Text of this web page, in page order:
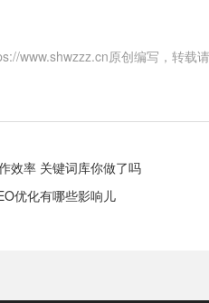
www.shwzzz.cn原创编写，转载
效率 关键词库你做了吗
优化有哪些影响儿